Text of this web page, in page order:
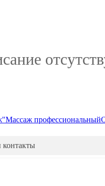
Массаж профессиональный
контакты